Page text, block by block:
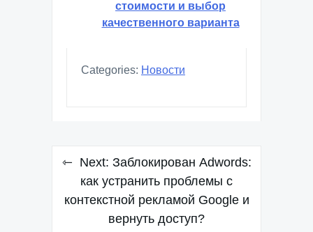
стоимости и выбор
качественного варианта
Categories: Новости
Навигация
записям
Next: Заблокирован Adwords:
как устранить проблемы с
контекстной рекламой Google и
вернуть доступ?